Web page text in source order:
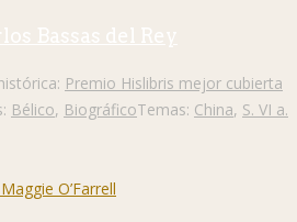
Bassas del Rey
Premio Hislibris mejor cubierta
Bélico, BiográficoTemas: China, S. VI a.